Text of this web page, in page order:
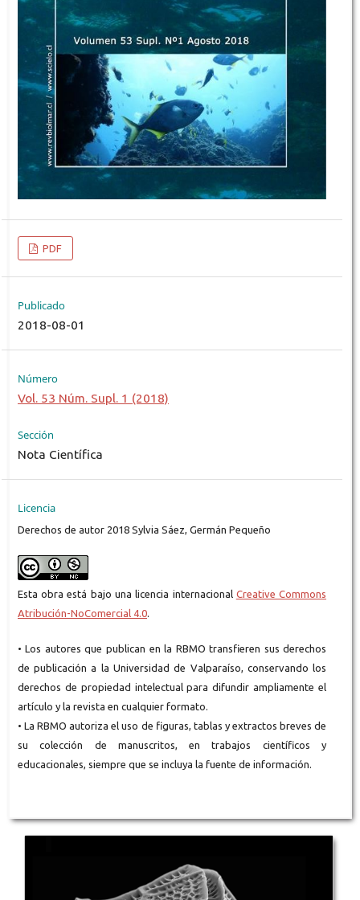
PDF
Publicado
2018-08-01
Número
Vol. 53 Núm. Supl. 1 (2018)
Sección
Nota Científica
Licencia
Derechos de autor 2018 Sylvia Sáez, Germán Pequeño
Esta obra está bajo una licencia internacional Creative Commons
Atribución-NoComercial 4.0.
• Los autores que publican en la RBMO transfieren sus derechos
de publicación a la Universidad de Valparaíso, conservando los
derechos de propiedad intelectual para difundir ampliamente el
artículo y la revista en cualquier formato.
• La RBMO autoriza el uso de figuras, tablas y extractos breves de
su colección de manuscritos, en trabajos científicos y
educacionales, siempre que se incluya la fuente de información.